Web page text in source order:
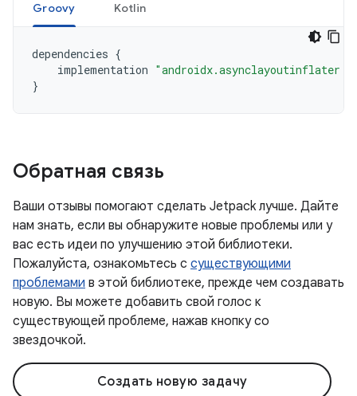
Groovy Kotlin
dependencies {
implementation
}
Обратная связь
Ваши отзывы помогают сделать Jetpack лучше. Дайте
нам знать, если вы обнаружите новые проблемы или у
вас есть идеи по улучшению этой библиотеки.
Пожалуйста, ознакомьтесь с существующими
проблемами в этой библиотеке, прежде чем создавать
новую. Вы можете добавить свой голос к
существующей проблеме, нажав кнопку со
звездочкой.
Создать новую задачу